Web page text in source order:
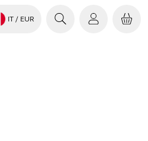
IT / EUR